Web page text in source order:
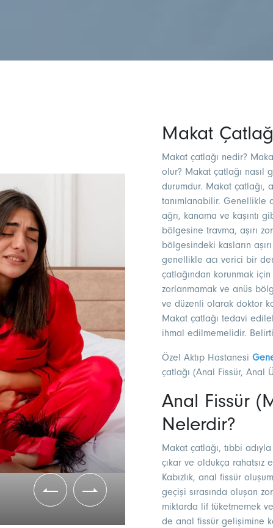
Makat
Makat çatlağı nedir?
olur? Makat çatlağı nasıl
durumdur. Makat çatlağı,
tanımlanabilir. Genellikle
ağrı, kanama ve kaşıntı
bölgesine travma, aşırı
bölgesindeki kasların
genellikle acı verici bir
çatlağından korunmak
zorlanmamak ve anüs
ve düzenli olarak doktor
Makat çatlağı tedavi
ihmal edilmemelidir.
Özel Aktıp Hastanesi
çatlağı (Anal Fissür, Anal
Anal Fissür
Nelerdir?
Makat çatlağı, tıbbi
çıkar ve oldukça rahatsız
Kabızlık, anal fissür
geçişi sırasında oluşan
miktarda lif tüketmemek
de anal fissür gelişimine